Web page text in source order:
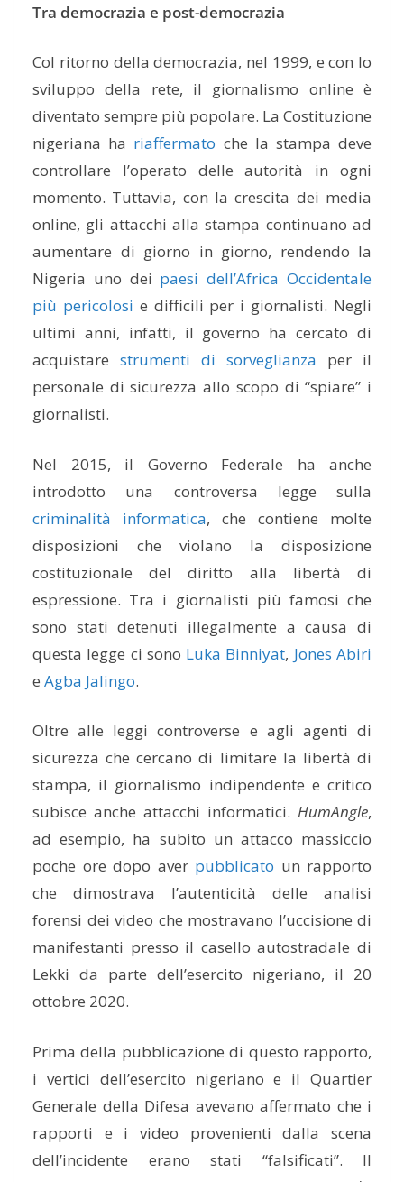
Tra democrazia e post-democrazia
Col ritorno della democrazia, nel 1999, e con lo
sviluppo della rete, il giornalismo online è
diventato sempre più popolare. La Costituzione
nigeriana ha riaffermato che la stampa deve
controllare l’operato delle autorità in ogni
momento. Tuttavia, con la crescita dei media
online, gli attacchi alla stampa continuano ad
aumentare di giorno in giorno, rendendo la
Nigeria uno dei paesi dell’Africa Occidentale
più pericolosi e difficili per i giornalisti. Negli
ultimi anni, infatti, il governo ha cercato di
acquistare strumenti di sorveglianza per il
personale di sicurezza allo scopo di “spiare” i
giornalisti.
Nel 2015, il Governo Federale ha anche
introdotto una controversa legge sulla
criminalità informatica, che contiene molte
disposizioni che violano la disposizione
costituzionale del diritto alla libertà di
espressione. Tra i giornalisti più famosi che
sono stati detenuti illegalmente a causa di
questa legge ci sono Luka Binniyat, Jones Abiri
e Agba Jalingo.
Oltre alle leggi controverse e agli agenti di
sicurezza che cercano di limitare la libertà di
stampa, il giornalismo indipendente e critico
subisce anche attacchi informatici. HumAngle,
ad esempio, ha subito un attacco massiccio
poche ore dopo aver pubblicato un rapporto
che dimostrava l’autenticità delle analisi
forensi dei video che mostravano l’uccisione di
manifestanti presso il casello autostradale di
Lekki da parte dell’esercito nigeriano, il 20
ottobre 2020.
Prima della pubblicazione di questo rapporto,
i vertici dell’esercito nigeriano e il Quartier
Generale della Difesa avevano affermato che i
rapporti e i video provenienti dalla scena
dell’incidente erano stati “falsificati”. Il